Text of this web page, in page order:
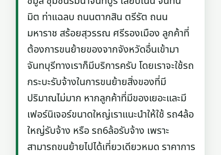
มิต ท่าแฉลบ ถนนตากสิน ตรีรัต ถนน
มหาราช สร้อยสุวรรณ ศรีรองเมือง ลูกค้าที่
ต้องการขนย้ายของจากจังหวัดอื่นเข้ามา
จันทบุรีทางเราก็มีบริการครับ โดยเราจะใช้รถ
กระบะรับจ้างในการขนย้ายสิ่งของที่มี
ปริมาณไม่มาก หากลูกค้าที่มีของเยอะและมี
เฟอร์นิเจอร์ขนาดใหญ่เราแนะนำให้ใช้ รถ4ล้อ
ใหญ่รับจ้าง หรือ รถ6ล้อรับจ้าง เพราะ
สามารถขนย้ายไปได้เที่ยวเดียวหมด ราคาการ